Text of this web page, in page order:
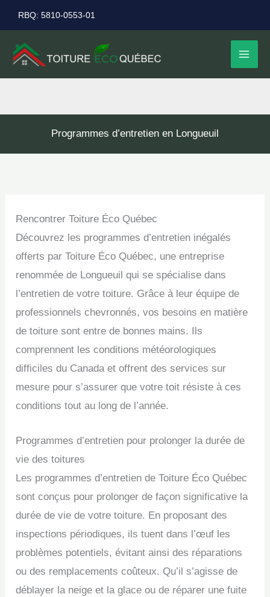
au
contenu
RBQ: 5810-0553-01
Programmes d’entretien en Longueuil
Rencontrer Toiture Éco Québec
Découvrez les programmes d’entretien inégalés
offerts par Toiture Éco Québec, une entreprise
renommée de Longueuil qui se spécialise dans
l’entretien de votre toiture. Grâce à leur équipe de
professionnels chevronnés, vos besoins en matière
de toiture sont entre de bonnes mains. Ils
comprennent les conditions météorologiques
difficiles du Canada et offrent des services sur
mesure pour s’assurer que votre toit résiste à ces
conditions tout au long de l’année.
Programmes d’entretien pour prolonger la durée de
vie des toitures
Les programmes d’entretien de Toiture Éco Québec
sont conçus pour prolonger de façon significative la
durée de vie de votre toiture. En proposant des
inspections périodiques, ils tuent dans l’œuf les
problèmes potentiels, évitant ainsi des réparations
ou des remplacements coûteux. Qu’il s’agisse de
déblayer la neige et la glace ou de réparer une fuite